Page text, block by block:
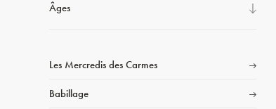
Âges
Les Mercredis des Carmes
Babillage